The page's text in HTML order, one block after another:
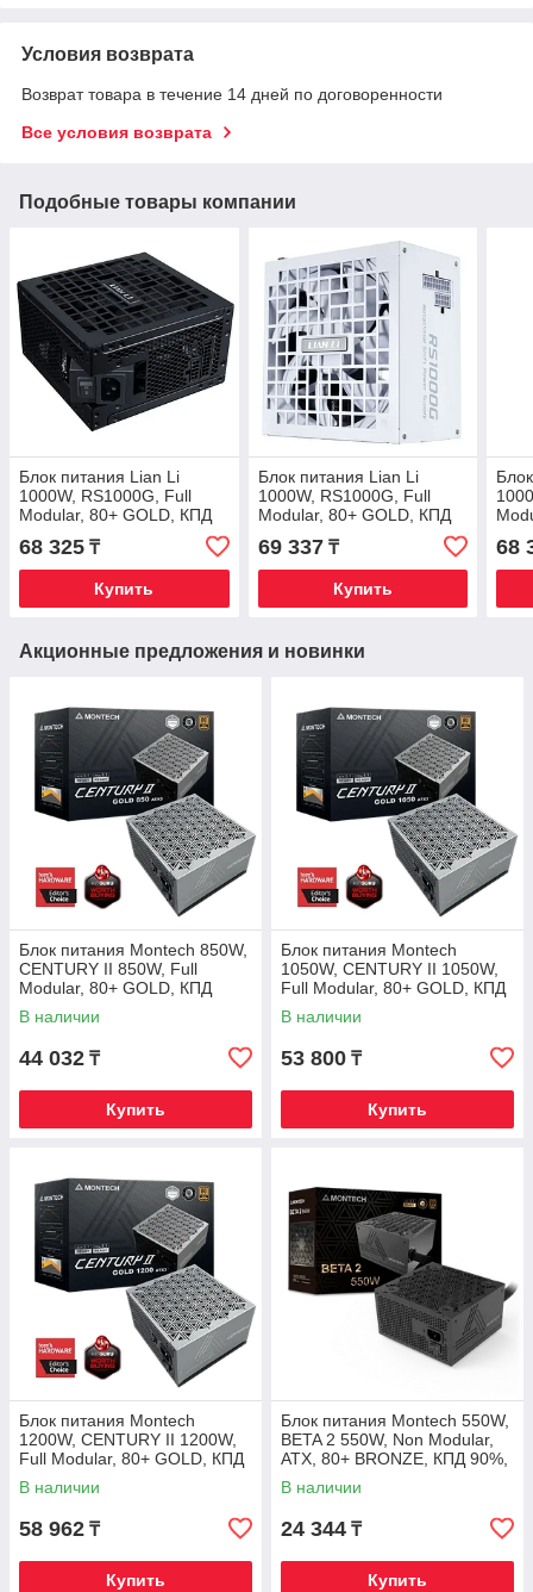
Условия возврата
Возврат товара в течение 14 дней по договоренности
Все условия возврата
Подобные товары компании
Блок питания Lian Li
1000W, RS1000G, Full
Modular, 80+ GOLD, КПД
91%, Черный,
G9P.RS1000G.BH00.EU
68 325 ₸
Купить
Блок питания Lian Li
1000W, RS1000G, Full
Modular, 80+ GOLD, КПД
91%, Белый,
G9P.RS1000G.WH00.EU
69 337₸
Купить
68
Акционные предложения и новинки
Блок питания Montech 850W,
CENTURY II 850W, Full
Modular, 80+ GOLD, КПД
90%, Fan 135mm, Серебро
В наличии
44 032 ₸
Купить
Блок питания Montech
1050W, CENTURY II 1050W,
Full Modular, 80+ GOLD, КПД
90%, Fan 135mm, Серебро
В наличии
53 800 ₸
Купить
Блок питания Montech
1200W, CENTURY II 1200W,
Full Modular, 80+ GOLD, КПД
90%, Fan 135mm, Серебро
В наличии
58 962 ₸
Купить
Блок питания Montech 550W,
BETA 2 550W, Non Modular,
ATX, 80+ BRONZE, КПД 90%,
Fan 120mm, Черный
В наличии
24 344 ₸
Купить